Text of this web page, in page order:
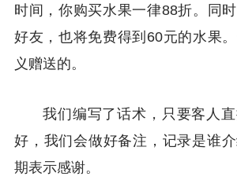
时间，你购买水果一律88折。同
好友，也将免费得到60元的水果
义赠送的。
我们编写了话术，只要客人
好，我们会做好备注，记录是谁
期表示感谢。